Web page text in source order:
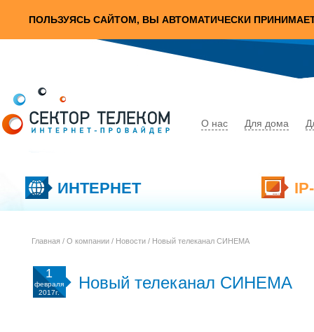
ПОЛЬЗУЯСЬ САЙТОМ, ВЫ АВТОМАТИЧЕСКИ
О нас Для дома
ИНТЕРНЕТ
Главная / О компании / Новости / Новый телеканал СИНЕМА
1
февраля
2017г.
Новый телеканал СИНЕМА